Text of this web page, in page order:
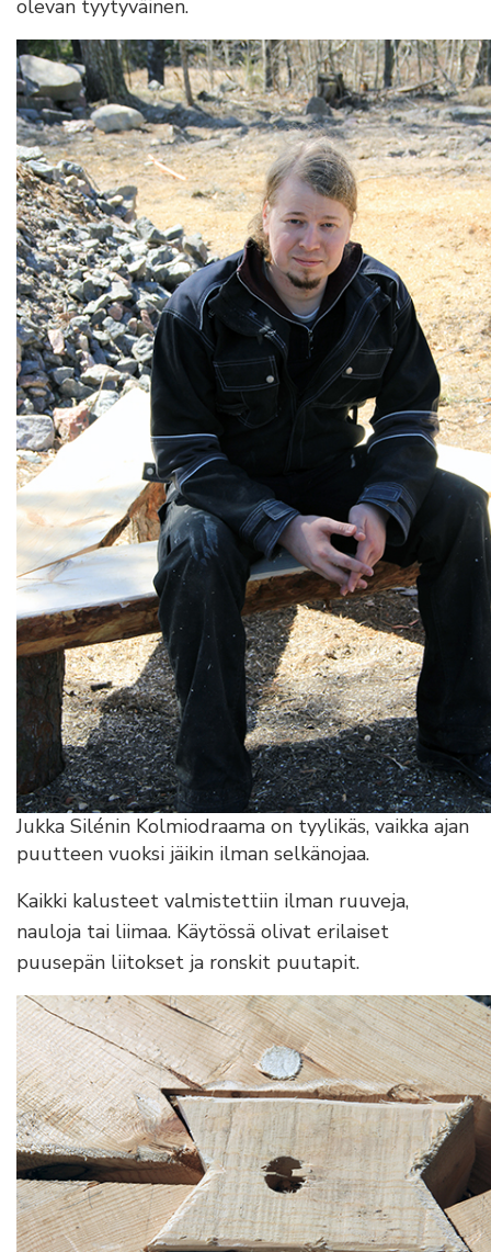
olevan tyytyväinen.
Jukka Silénin Kolmiodraama on tyylikäs, vaikka ajan
puutteen vuoksi jäikin ilman selkänojaa.
Kaikki kalusteet valmistettiin ilman ruuveja,
nauloja tai liimaa. Käytössä olivat erilaiset
puusepän liitokset ja ronskit puutapit.